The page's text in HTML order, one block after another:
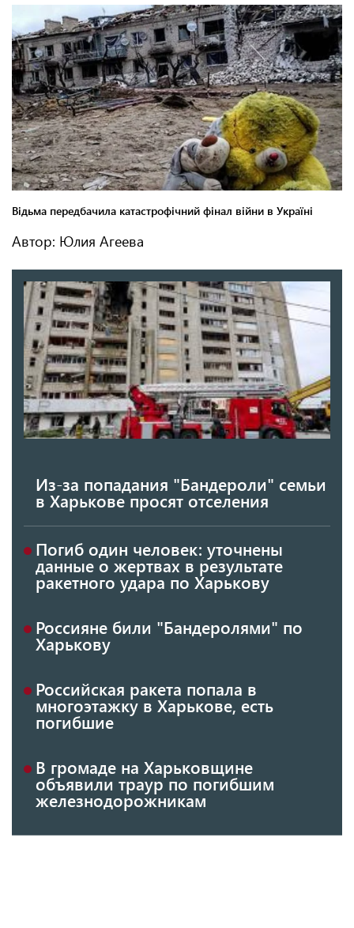
Автор: Юлия Агеева
Из-за попадания "Бандероли" семьи
в Харькове просят отселения
Погиб один человек: уточнены
данные о жертвах в результате
ракетного удара по Харькову
Россияне били "Бандеролями" по
Харькову
Российская ракета попала в
многоэтажку в Харькове, есть
погибшие
В громаде на Харьковщине
объявили траур по погибшим
железнодорожникам